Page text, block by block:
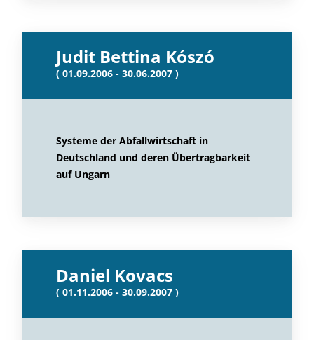
Judit Bettina Kószó
( 01.09.2006 - 30.06.2007 )
Systeme der Abfallwirtschaft in
Deutschland und deren Übertragbarkeit
auf Ungarn
Daniel Kovacs
( 01.11.2006 - 30.09.2007 )